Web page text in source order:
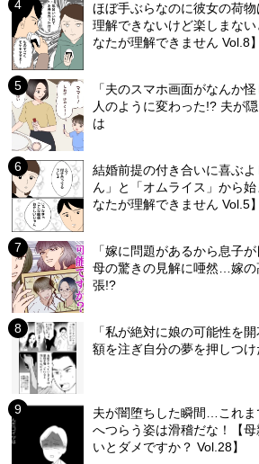
ほぼ手ぶらなのに彼女の荷
理解できないけど楽しまな
なたが理解できません Vol.8】
「夫のスマホ画面がなんか
人のように変わった!? 夫が
は
結婚前提の付き合いに喜ぶ
ん」と「オムライス」から
なたが理解できません Vol.5】
「嫁に問題があるから息子
母の驚きの見解に唖然…嫁の
張!?
「私が絶対に娘の可能性を
額を注ぎ自分の夢を押しつ
夫が闇堕ちした瞬間…これ
へつらう姿は滑稽だな！【
いとダメですか？ Vol.28】